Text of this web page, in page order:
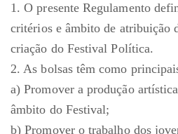
1. O presente Regulamento
critérios e âmbito de atribuição
criação do Festival Política.
2. As bolsas têm como
a) Promover a produção
âmbito do Festival;
b) Promover o trabalho dos